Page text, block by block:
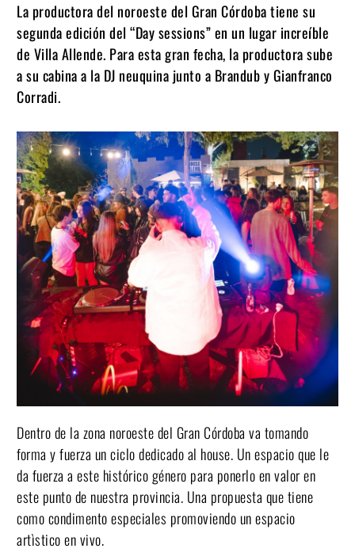
La productora del noroeste del Gran Córdoba tiene su
segunda edición del “Day sessions” en un lugar increíble
de Villa Allende. Para esta gran fecha, la productora sube
a su cabina a la DJ neuquina junto a Brandub y Gianfranco
Corradi.
Dentro de la zona noroeste del Gran Córdoba va tomando
forma y fuerza un ciclo dedicado al house. Un espacio que le
da fuerza a este histórico género para ponerlo en valor en
este punto de nuestra provincia. Una propuesta que tiene
como condimento especiales promoviendo un espacio
artìstico en vivo.